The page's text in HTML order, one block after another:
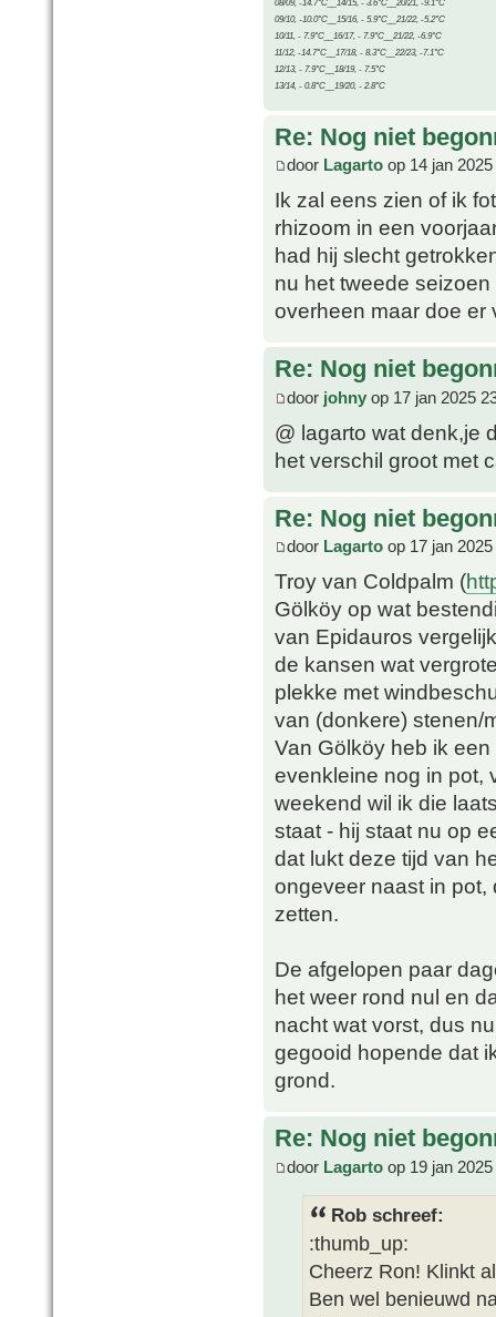
08/09, -14.7°C__14/15, - 3.6°C__20/21, -9.1°C
09/10, -10.0°C__15/16, - 5.9°C__21/22, -5.2°C
10/11, - 7.9°C__16/17, - 7.9°C__21/22, -6.9°C
11/12, -14.7°C__17/18, - 8.3°C__22/23, -7.1°C
12/13, - 7.9°C__18/19, - 7.5°C
13/14, - 0.8°C__19/20, - 2.8°C
Re: Nog niet
door Lagarto op 14 jan
Ik zal eens zien of ik
rhizoom in een
had hij slecht
nu het tweede
overheen maar doe er
Re: Nog niet
door johny op 17 jan 2025
@ lagarto wat denk,je
het verschil groot met
Re: Nog niet
door Lagarto op 17 jan
Troy van Coldpalm (
Gölköy op wat
van Epidauros
de kansen wat
plekke met
van (donkere) stenen/
Van Gölköy heb ik
evenkleine nog in pot,
weekend wil ik die
staat - hij staat nu op
dat lukt deze tijd van
ongeveer naast in pot,
zetten.
De afgelopen paar
het weer rond nul en
nacht wat vorst, dus
gegooid hopende dat
grond.
Re: Nog niet
door Lagarto op 19 jan
Rob schreef:
:thumb_up:
Cheerz Ron! Klinkt
Ben wel benieuwd